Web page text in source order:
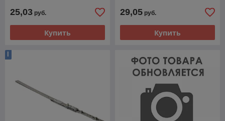
25,03 руб.
Купить
29,05 руб.
Купить